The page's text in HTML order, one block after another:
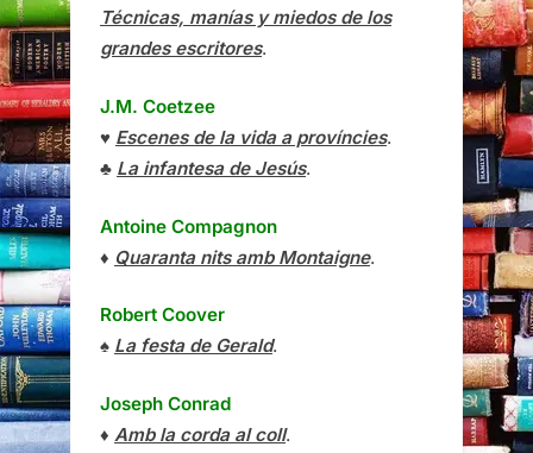
Técnicas, manías y miedos de los
grandes escritores.
J.M. Coetzee
♥ Escenes de la vida a províncies.
♣ La infantesa de Jesús.
Antoine Compagnon
♦ Quaranta nits amb Montaigne.
Robert Coover
♠ La festa de Gerald.
Joseph Conrad
♦ Amb la corda al coll.